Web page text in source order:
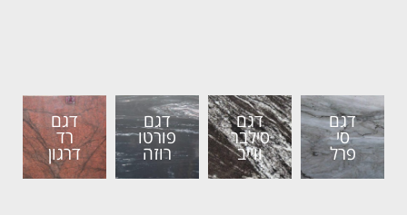
דגם
סי
פרל
דגם
סילבר
ווייב
דגם
פורטו
רוזה
דגם
רד
דרגון